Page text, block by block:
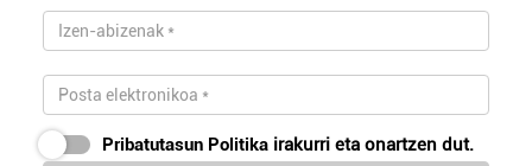
Pribatutasun Politika irakurri eta onartzen dut.